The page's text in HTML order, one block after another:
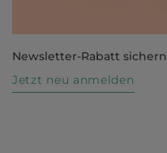
Newsletter-Rabatt sichern
Jetzt neu anmelden